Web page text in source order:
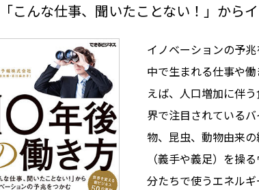
「こんな仕事、聞いたことない！」から
イノベーションの予
中で生まれる仕事や
えば、人口増加に伴
界で注目されている
物、昆虫、動物由来
（義手や義足）を操
分たちで使うエネル